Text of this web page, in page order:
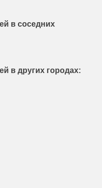
в соседних
в других городах: